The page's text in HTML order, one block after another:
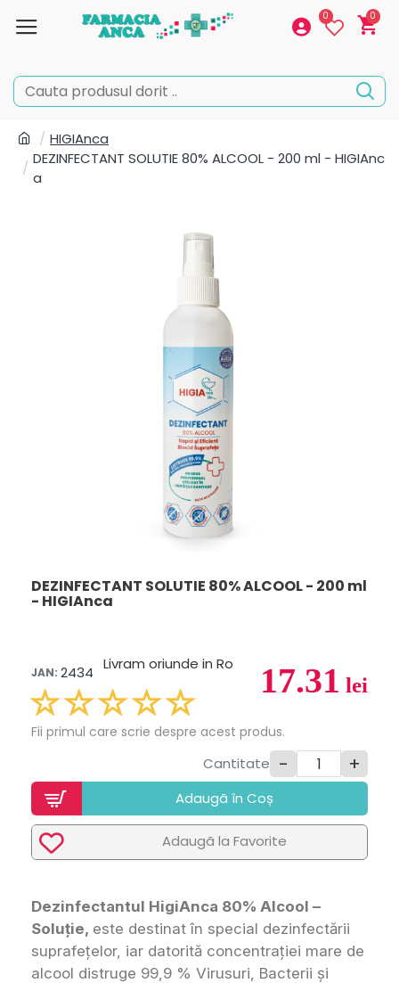
0 0
HIGIAnca
DEZINFECTANT SOLUTIE 80% ALCOOL - 200 ml - HIGIAnc
a
DEZINFECTANT SOLUTIE 80% ALCOOL - 200 ml
- HIGIAnca
17.31 lei
JAN: 2434 Livram oriunde in Ro
Fii primul care scrie despre acest produs.
Cantitate - +
Adaugã în Coș
Adaugã la Favorite
Dezinfectantul HigiAnca 80% Alcool –
Soluție, este destinat în special dezinfectării
suprafețelor, iar datorită concentrației mare de
alcool distruge 99,9 % Virusuri, Bacterii și